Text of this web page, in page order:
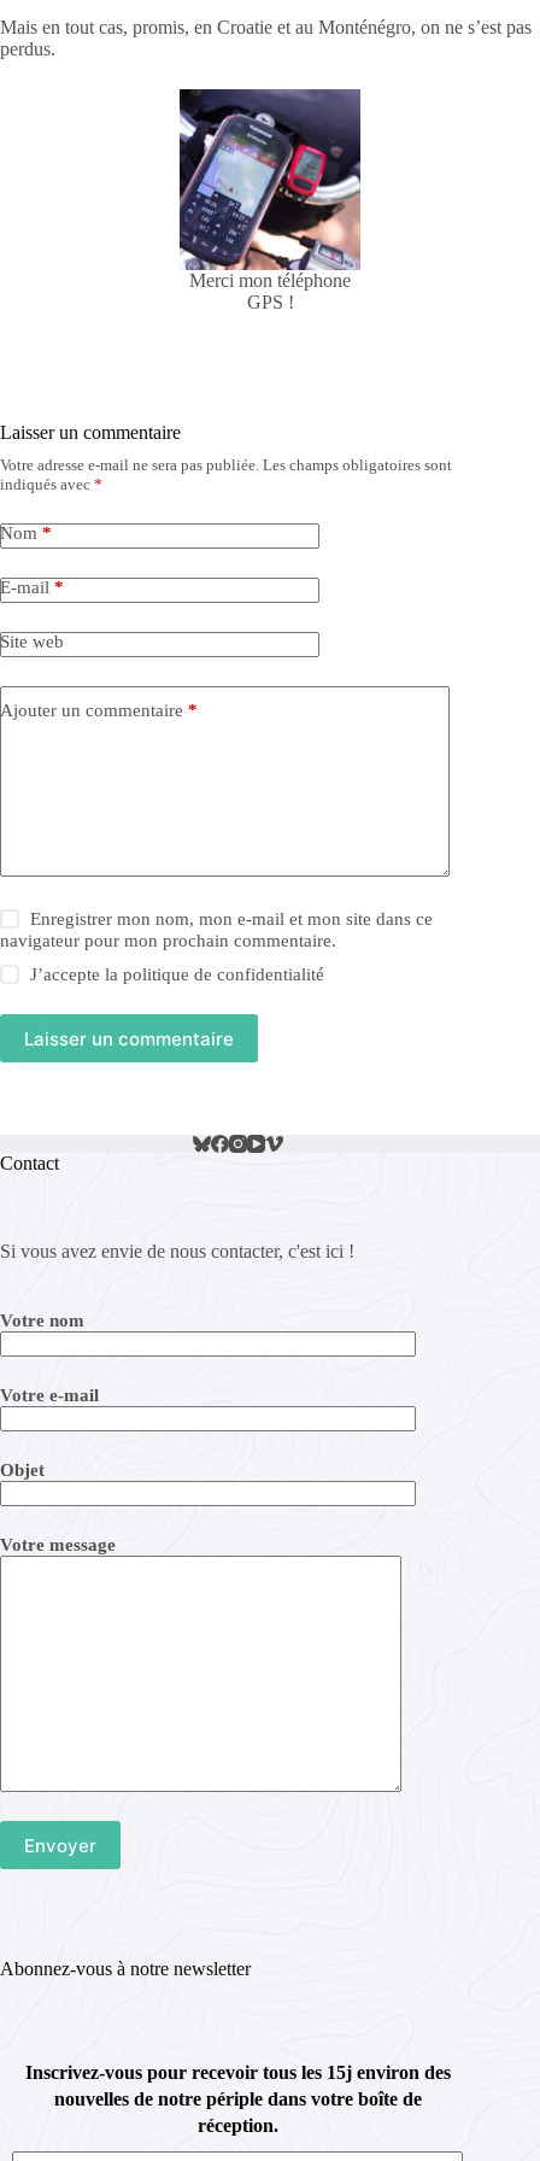
Mais en tout cas, promis, en Croatie et au Monténégro, on ne s’est pas
perdus.
Merci mon téléphone
GPS !
Laisser un commentaire
Votre adresse e-mail ne sera pas publiée. Les champs obligatoires sont
indiqués avec *
Nom *
E-mail *
Site web
Ajouter un commentaire *
Enregistrer mon nom, mon e-mail et mon site dans ce
navigateur pour mon prochain commentaire.
J’accepte lapolitique de confidentialité
Laisser un commentaire
Contact
Si vous avez envie de nous contacter, c'est ici !
Votre nom
Votre e-mail
Objet
Votre message
Abonnez-vous à notre newsletter
Inscrivez-vous pour recevoir tous les 15j environ des
nouvelles de notre périple dans votre boîte de
réception.